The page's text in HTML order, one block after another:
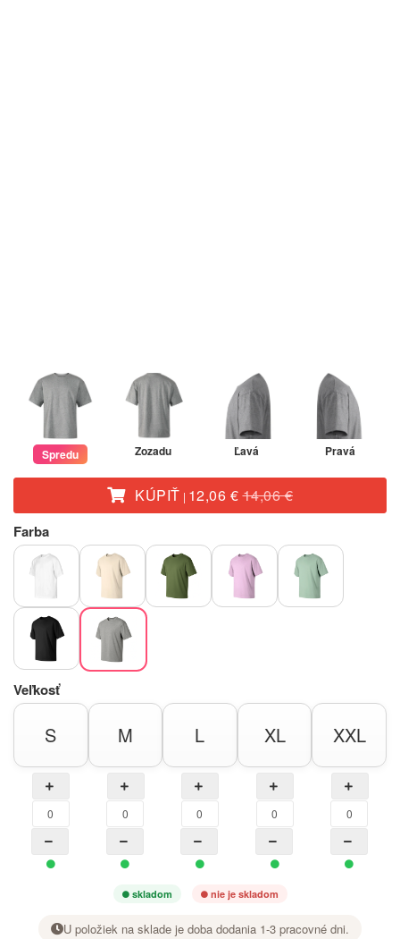
Spredu Zozadu Ľavá Pravá
KÚPIŤ | 12,06 €14,06 €
Farba
Veľkosť
S M L XL XXL
skladom nie je skladom
U položiek na sklade je doba dodania 1-3 pracovné dni.